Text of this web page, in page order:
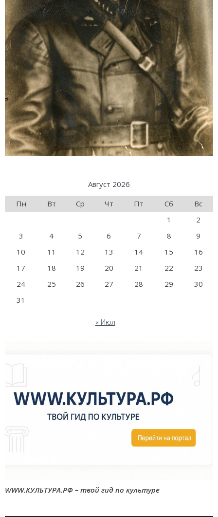
Август 2026
Пн
Вт Ср Чт Пт Сб
Вс
1
2
3
4 5 6 7 8
9
10
11 12 13 14 15
16
17
18 19 20 21 22
23
24
25 26 27 28 29
30
31
« Июл
WWW.КУЛЬТУРА.РФ – твой гид по культуре